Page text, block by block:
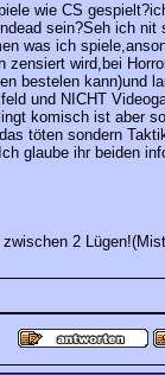
wie CS
sein?Seh ich
was ich
zensiert wird,bei
bestelen kann)und
und NICHT
komisch ist aber
töten sondern
glaube ihr beiden
2